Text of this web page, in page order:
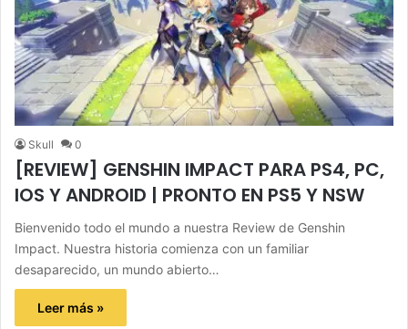
Skull 0
[REVIEW] GENSHIN IMPACT PARA PS4, PC,
IOS Y ANDROID | PRONTO EN PS5 Y NSW
Bienvenido todo el mundo a nuestra Review de Genshin
Impact. Nuestra historia comienza con un familiar
desaparecido, un mundo abierto…
Leer más »